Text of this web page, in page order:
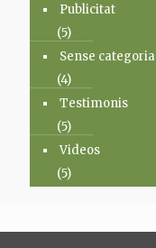
Publicitat
(5)
Sense categoria
(4)
Testimonis
(5)
Videos
(5)